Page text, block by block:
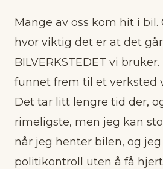
Mange av oss kom hit i
hvor viktig det er at det
BILVERKSTEDET vi
funnet frem til et verksted
Det tar litt lengre tid der,
rimeligste, men jeg kan
når jeg henter bilen, og
politikontroll uten å få